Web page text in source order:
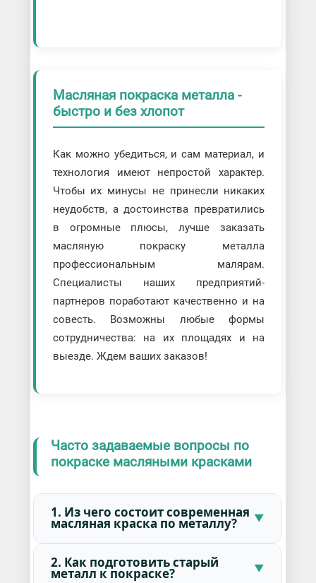
Масляная покраска металла -
быстро и без хлопот
Как можно убедиться, и сам материал, и
технология имеют непростой характер.
Чтобы их минусы не принесли никаких
неудобств, а достоинства превратились
в огромные плюсы, лучше заказать
масляную покраску металла
профессиональным малярам.
Специалисты наших предприятий-
партнеров поработают качественно и на
совесть. Возможны любые формы
сотрудничества: на их площадях и на
выезде. Ждем ваших заказов!
Часто задаваемые вопросы по
покраске масляными красками
1. Из чего состоит современная
масляная краска по металлу?
2. Как подготовить старый
металл к покраске?